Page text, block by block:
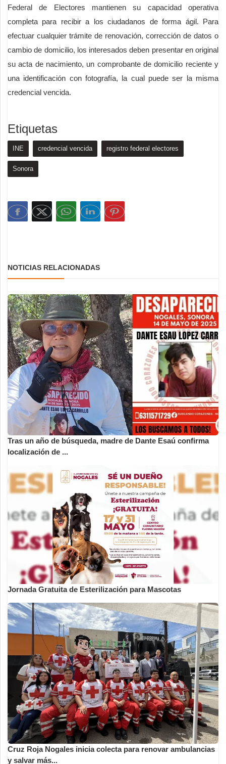
Federal de Electores mantienen su capacidad operativa
completa para recibir a los ciudadanos de forma ágil. Para
efectuar cualquier trámite de renovación, corrección de datos o
cambio de domicilio, los interesados deben presentar en original
su acta de nacimiento, un comprobante de domicilio reciente y
una identificación con fotografía, la cual puede ser la misma
credencial vencida.
Etiquetas
INE credencial vencida registro federal electores
Sonora
NOTICIAS RELACIONADAS
Tras un año de búsqueda, madre de Dante Esaú confirma
localización de ...
Jornada Gratuita de Esterilización para Mascotas
Cruz Roja Nogales inicia colecta para renovar ambulancias
y salvar más...